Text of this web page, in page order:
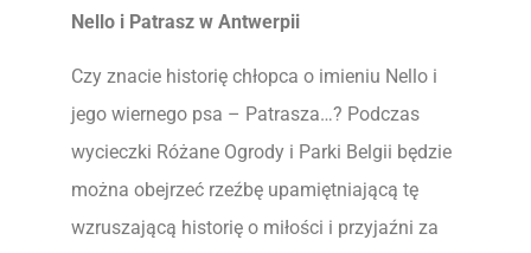
Nello i Patrasz w Antwerpii
Czy znacie historię chłopca o imieniu Nello i
jego wiernego psa – Patrasza…? Podczas
wycieczki Różane Ogrody i Parki Belgii będzie
można obejrzeć rzeźbę upamiętniającą tę
wzruszającą historię o miłości i przyjaźni za